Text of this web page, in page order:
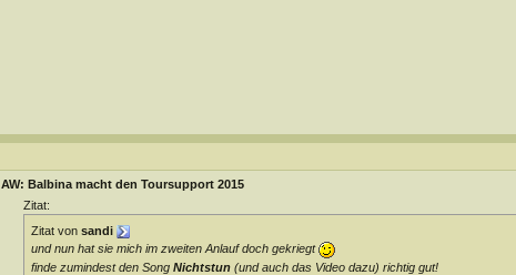
AW: Balbina macht den Toursupport 2015
Zitat:
Zitat von sandi
und nun hat sie mich im zweiten Anlauf doch gekriegt
finde zumindest den Song Nichtstun(und auch das Video dazu) richtig gut!